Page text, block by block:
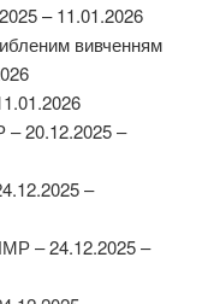
– 11.01.2026
вивченням
– 20.12.2025 –
–
– 24.12.2025 –